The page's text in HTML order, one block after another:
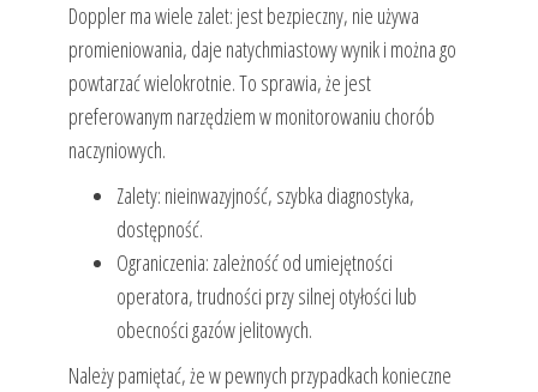
Doppler ma wiele zalet: jest bezpieczny, nie używa
promieniowania, daje natychmiastowy wynik i można go
powtarzać wielokrotnie. To sprawia, że jest
preferowanym narzędziem w monitorowaniu chorób
naczyniowych.
Zalety: nieinwazyjność, szybka diagnostyka,
dostępność.
Ograniczenia: zależność od umiejętności
operatora, trudności przy silnej otyłości lub
obecności gazów jelitowych.
Należy pamiętać, że w pewnych przypadkach konieczne